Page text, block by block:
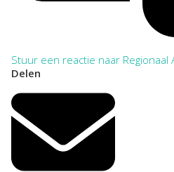
Stuur een reactie naar
Delen